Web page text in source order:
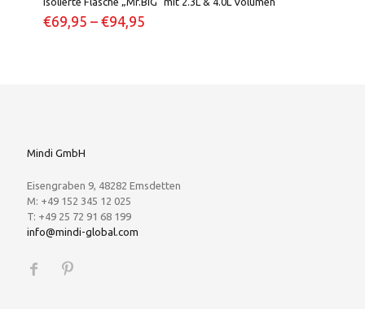
€69,95 – €94,95
Mindi GmbH
Eisengraben 9, 48282 Emsdetten
M: +49 152 345 12 025
T: +49 25 72 91 68 199
info@mindi-global.com